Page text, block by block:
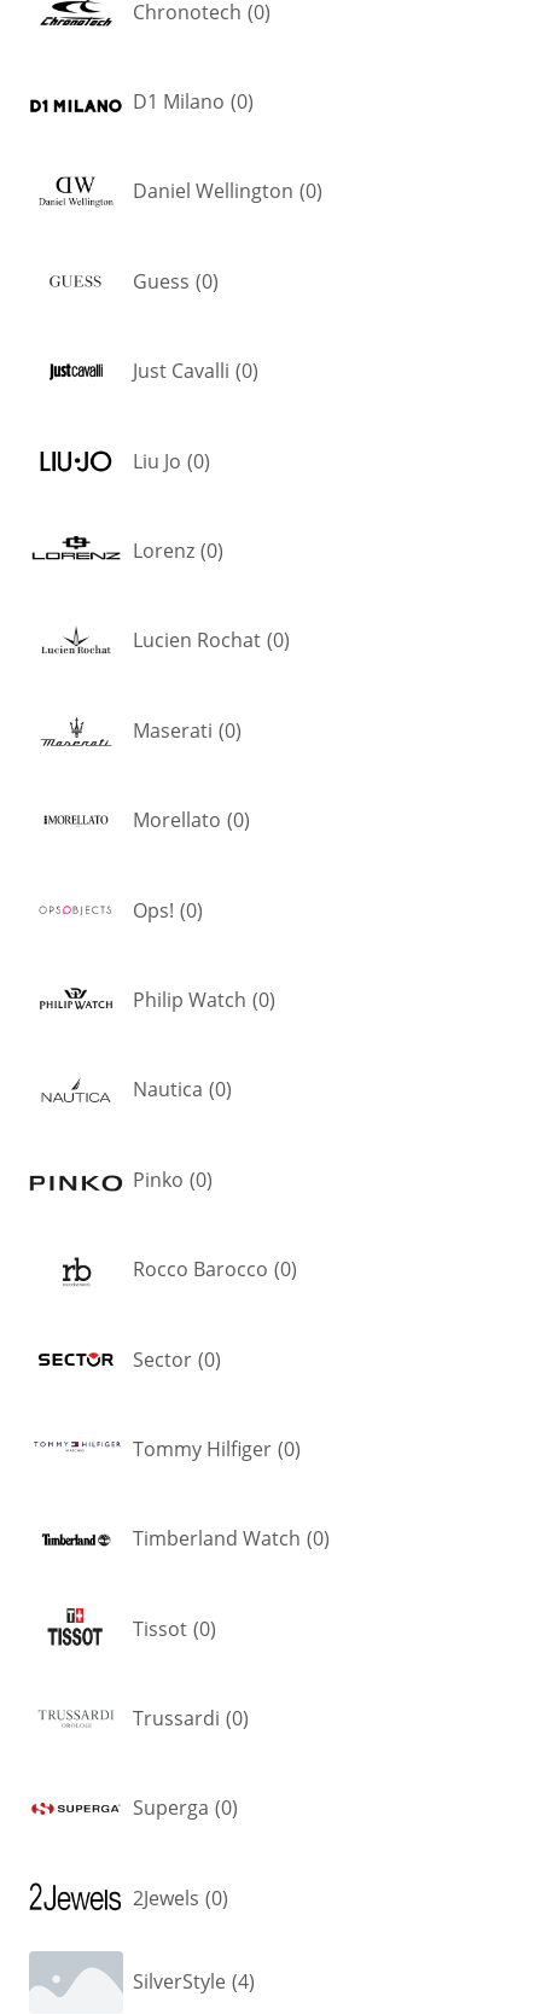
Chronotech (0)
D1 Milano (0)
Daniel Wellington (0)
Guess (0)
Just Cavalli (0)
Liu Jo (0)
Lorenz (0)
Lucien Rochat (0)
Maserati (0)
Morellato (0)
Ops! (0)
Philip Watch (0)
Nautica (0)
Pinko (0)
Rocco Barocco (0)
Sector (0)
Tommy Hilfiger (0)
Timberland Watch (0)
Tissot (0)
Trussardi (0)
Superga (0)
2Jewels (0)
SilverStyle (4)